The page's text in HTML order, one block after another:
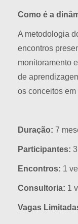
Como é a
A metodologia
encontros
monitoramento
de
os conceitos em
Duração: 7
Participantes:
Encontros: 1
Consultoria: 1
Vagas